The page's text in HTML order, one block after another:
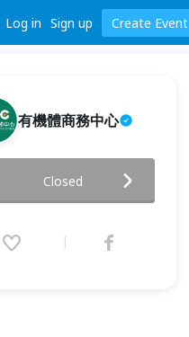
Log in Sign up Create Event
有機體商務中心
【老闆診療室】
(Wed) 19:00 - 21:00
Closed